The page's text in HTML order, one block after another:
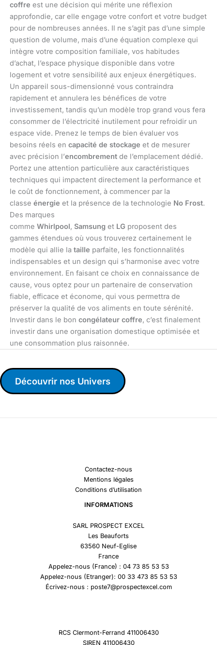
coffre est une décision qui mérite une réflexion
approfondie, car elle engage votre confort et votre budget
pour de nombreuses années. Il ne s’agit pas d’une simple
question de volume, mais d’une équation complexe qui
intègre votre composition familiale, vos habitudes
d’achat, l’espace physique disponible dans votre
logement et votre sensibilité aux enjeux énergétiques.
Un appareil sous-dimensionné vous contraindra
rapidement et annulera les bénéfices de votre
investissement, tandis qu’un modèle trop grand vous fera
consommer de l’électricité inutilement pour refroidir un
espace vide. Prenez le temps de bien évaluer vos
besoins réels en capacité de stockage et de mesurer
avec précision l’encombrement de l’emplacement dédié.
Portez une attention particulière aux caractéristiques
techniques qui impactent directement la performance et
le coût de fonctionnement, à commencer par la
classe énergie et la présence de la technologie No Frost.
Des marques
comme Whirlpool, Samsung et LG proposent des
gammes étendues où vous trouverez certainement le
modèle qui allie la taille parfaite, les fonctionnalités
indispensables et un design qui s’harmonise avec votre
environnement. En faisant ce choix en connaissance de
cause, vous optez pour un partenaire de conservation
fiable, efficace et économe, qui vous permettra de
préserver la qualité de vos aliments en toute sérénité.
Investir dans le bon congélateur coffre, c’est finalement
investir dans une organisation domestique optimisée et
une consommation plus raisonnée.
Découvrir nos Univers
Contactez-nous
Mentions légales
Conditions d’utilisation
INFORMATIONS
SARL PROSPECT EXCEL
Les Beauforts
63560 Neuf-Eglise
France
Appelez-nous (France) : 04 73 85 53 53
Appelez-nous (Etranger): 00 33 473 85 53 53
Écrivez-nous : poste7@prospectexcel.com
RCS Clermont-Ferrand 411006430
SIREN 411006430